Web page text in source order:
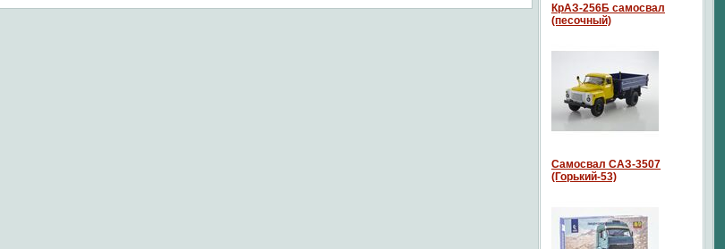
КрАЗ-256Б самосвал
(песочный)
Самосвал САЗ-3507
(Горький-53)